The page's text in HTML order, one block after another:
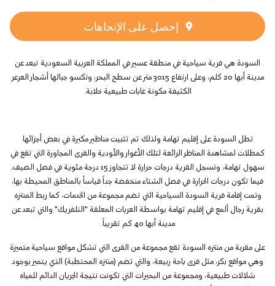
إحصل على الإتجاهات
السودة هي قرية سياحية في منطقة عسير في المملكة العربية السعودية تبعد عن
مدينة أبها 20 كلم، وعلى ارتفاع 3015 متر عن سطح البحر، وتكسو جبالها أشجار العرعر
الكثيفة مكونة غابات طبيعية خلابة.
تطل السودة على إقليم تهامة ولذلك تم تثبيت مناظير مكبرة في بعض أجزائها
كمطلات لمشاهدة المناظر الرائعة لتلك الأغوار والأودية والقرى المجاورة التي تقع في
سهول تهامة، وتسجل القرية درجات حرارة لا تتجاوز 15 درجة مئوية في فصل الصيف،
فيما تكون درجات الحرارة في فصل الشتاء منخفضة جداً قياساً بالمناطق المحيطة بها،
وتمت إقامة قرية السودة السياحية التي تضم مجموعة من الخدمات، كما ربط المنتزه
بقرية رجال ألمع في إقليم تهامة بواسطة العربات المعلقة "التلفريك" والتي تبعد عن
مدينة أبها 40 كم تقريباً.
على مقربة من منتزه السودة تقع مجموعة من القرى التي تشكل مواقع سياحية متميزة
وهي مواقع بكر، مثل قرى باحة ربيعة، والتي تضم (منتزه المحتطبة) الذي يتميز بوجود
شلالات طبيعية، ومجموعة من البحيرات التي تكونت نتيجة الجريان الدائم للمياه